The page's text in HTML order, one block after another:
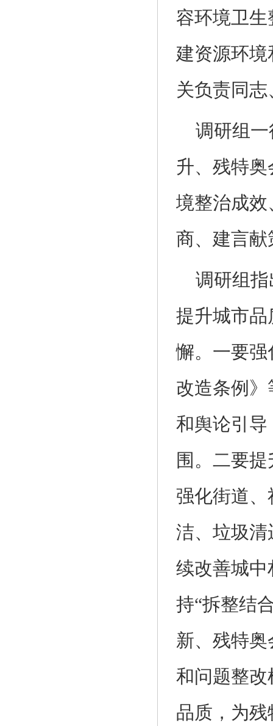
容环境卫
建资源环
关负责同
调研组
升、残特
境整治成
商、建言献
调研组
提升城市
懈。一要
改造条例
和舆论引
围。二要
强化街道
洁、垃圾
续改善城
持“拆整结
新、残特
和问题整
品质，为